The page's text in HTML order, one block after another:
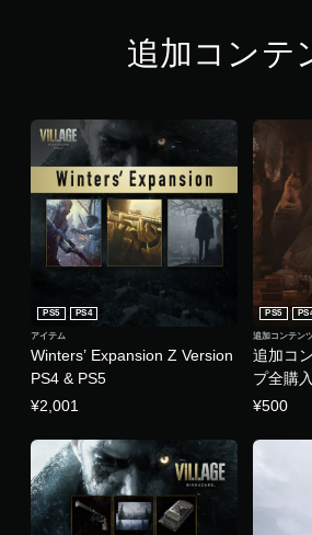
追加コンテ
Winters’ Expansion Z Version
PS4 & PS5
PS5 PS4
アイテム
¥2,001
追加コ
プ全購
PS5
PS5
追加コンテン
¥500